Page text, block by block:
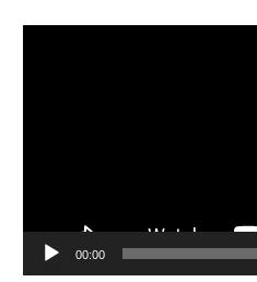
00:00